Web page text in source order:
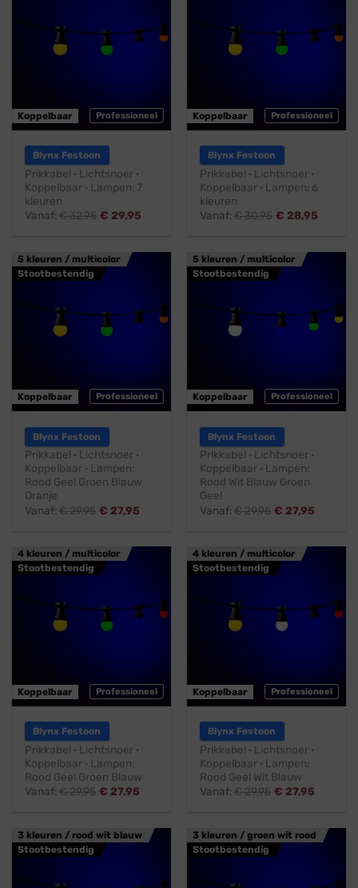
Professioneel
Koppelbaar
Blynx Festoon
Prikkabel · Lichtsnoer ·
Koppelbaar · Lampen: 7
kleuren
Vanaf:€32,95 € 29,95
Professioneel
Koppelbaar
Blynx Festoon
Prikkabel · Lichtsnoer ·
Koppelbaar · Lampen: 6
kleuren
Vanaf:€30,95 € 28,95
5 kleuren / multicolor
Stootbestendig
Professioneel
Koppelbaar
Blynx Festoon
Prikkabel · Lichtsnoer ·
Koppelbaar · Lampen:
Rood Geel Groen Blauw
Oranje
Vanaf:€29,95 € 27,95
5 kleuren / multicolor
Stootbestendig
Professioneel
Koppelbaar
Blynx Festoon
Prikkabel · Lichtsnoer ·
Koppelbaar · Lampen:
Rood Wit Blauw Groen
Geel
Vanaf:€29,95 € 27,95
4 kleuren / multicolor
Stootbestendig
Professioneel
Koppelbaar
Blynx Festoon
Prikkabel · Lichtsnoer ·
Koppelbaar · Lampen:
Rood Geel Groen Blauw
Vanaf:€29,95 € 27,95
4 kleuren / multicolor
Stootbestendig
Professioneel
Koppelbaar
Blynx Festoon
Prikkabel · Lichtsnoer ·
Koppelbaar · Lampen:
Rood Geel Wit Blauw
Vanaf:€29,95 € 27,95
3 kleuren / rood wit blauw
Stootbestendig
3 kleuren / groen wit rood
Stootbestendig